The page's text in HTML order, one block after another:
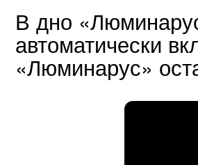
В дно
автоматически
«Люминарус»